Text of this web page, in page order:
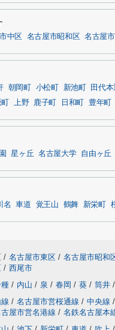
中区 名古屋市昭和区 名古屋
朝岡町 小松町 新池町 田代本
上野 鹿子町 日和町 豊年町
星ヶ丘 名古屋大学 自由ヶ丘
名 車道 覚王山 鶴舞 新栄町
/ 名古屋市東区 / 名古屋市昭和
/ 西尾市
/ 内山 / 泉 / 春岡 / 葵 / 筒井 /
/ 名古屋市営桜通線 / 中央線 /
屋市営名港線 / 名鉄名古屋本